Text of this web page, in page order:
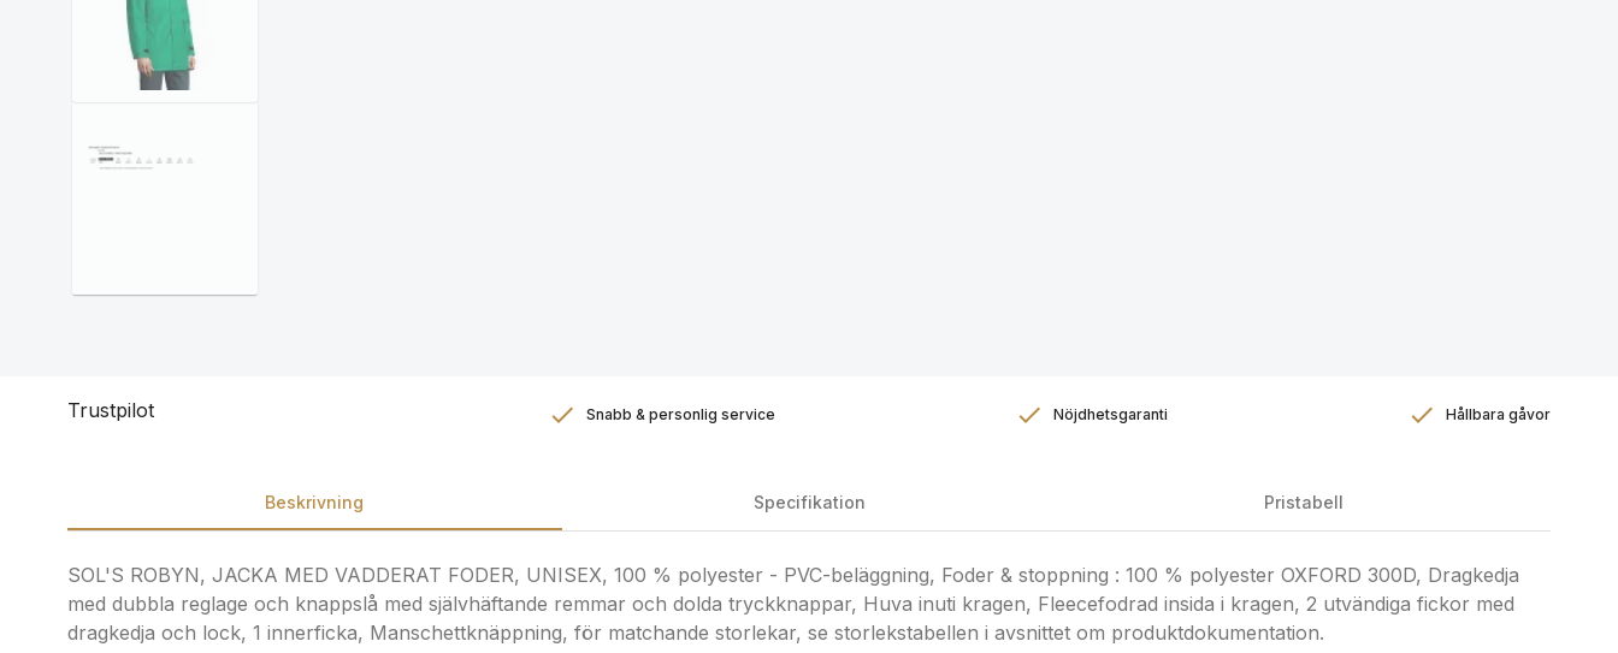
Trustpilot Snabb & personlig service Nöjdhetsgaranti Hållbara gåvor
Beskrivning Specifikation Pristabell
SOL'S ROBYN, JACKA MED VADDERAT FODER, UNISEX, 100 % polyester - PVC-beläggning, Foder & stoppning : 100 % polyester OXFORD 300D, Dragkedja
med dubbla reglage och knappslå med självhäftande remmar och dolda tryckknappar, Huva inuti kragen, Fleecefodrad insida i kragen, 2 utvändiga fickor med
dragkedja och lock, 1 innerficka, Manschettknäppning, för matchande storlekar, se storlekstabellen i avsnittet om produktdokumentation.